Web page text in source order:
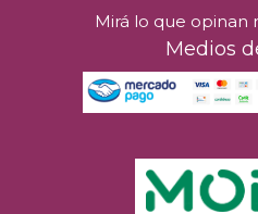
Mirá lo que opinan
Medios